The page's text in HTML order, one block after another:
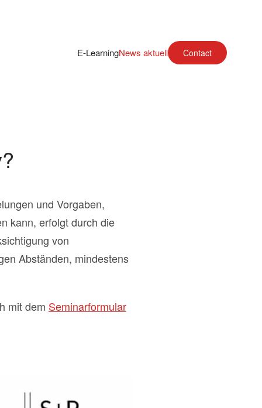
E-LearningNews aktuell Contact
und Vorgaben,
kann, erfolgt durch die
von
Abständen, mindestens
mit dem Seminarformular